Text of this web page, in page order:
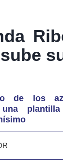
de los
una